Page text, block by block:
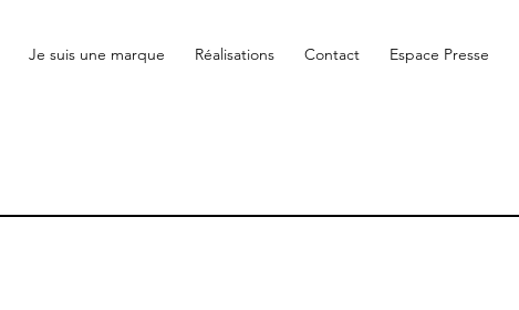
Je suis une marque Réalisations Contact Espace Presse